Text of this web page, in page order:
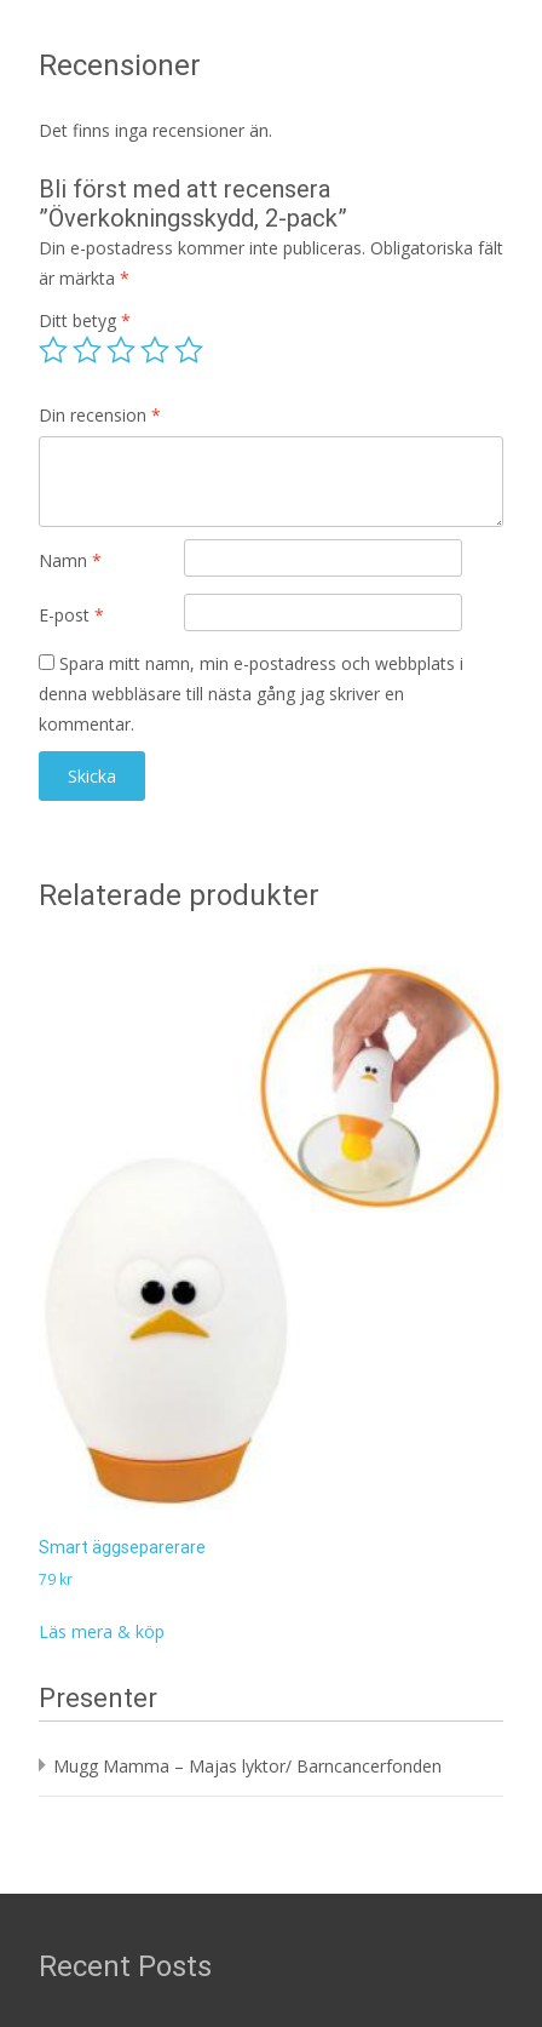
Recensioner
Det finns inga recensioner än.
Bli först med att recensera
”Överkokningsskydd, 2-pack”
Din e-postadress kommer inte publiceras. Obligatoriska fält
är märkta *
Ditt betyg *
Din recension *
Namn *
E-post *
Spara mitt namn, min e-postadress och webbplats i
denna webbläsare till nästa gång jag skriver en
kommentar.
Relaterade produkter
Smart äggseparerare
79 kr
Läs mera & köp
Presenter
Mugg Mamma – Majas lyktor/ Barncancerfonden
Recent Posts